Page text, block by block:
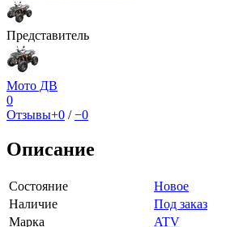
Представитель
Мото ДВ
0
Отзывы+0 /−0
Описание
Состояние
Новое
Наличие
Под заказ
Марка
ATV